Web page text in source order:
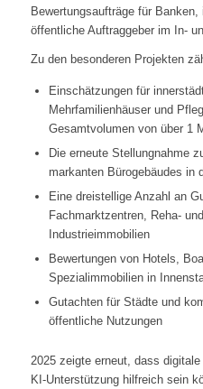
Bewertungsaufträge für
öffentliche Auftraggeber im In‑
Zu den besonderen Projekten
Einschätzungen für
Mehrfamilienhäuser und
Gesamtvolumen von über 1
Die erneute Stellungnahme
markanten Bürogebäudes in
Eine dreistellige Anzahl an
Fachmarktzentren, Reha‑
Industrieimmobilien
Bewertungen von Hotels,
Spezialimmobilien in
Gutachten für Städte und
öffentliche Nutzungen
2025 zeigte erneut, dass
KI‑Unterstützung hilfreich sein